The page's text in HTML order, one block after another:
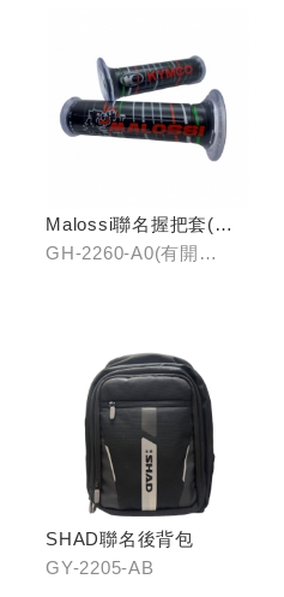
Malossi聯名握把套(有
開口)/(無開口)
GH-2260-A0(有開
SHAD聯名後背包
GY-2205-AB